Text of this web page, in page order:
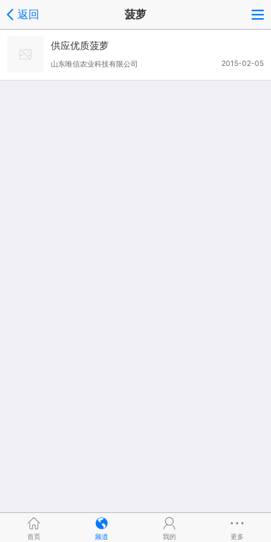
返回 菠萝
供应优质菠萝
2015-02-05
山东唯信农业科技有限公司
首页 频道 我的 更多